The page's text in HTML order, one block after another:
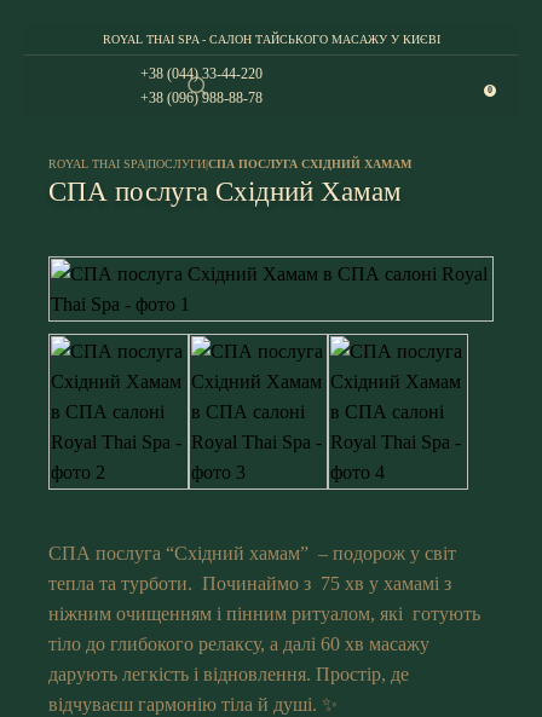
ROYAL THAI SPA - САЛОН ТАЙСЬКОГО МАСАЖУ У КИЄВІ
+38 (044) 33-44-220
+38 (096) 988-88-78
0
ROYAL THAI SPA|ПОСЛУГИ|СПА ПОСЛУГА СХІДНИЙ ХАМАМ
СПА послуга Східний Хамам
СПА послуга “Східний хамам” – подорож у світ
тепла та турботи. Починаймо з 75 хв у хамамі з
ніжним очищенням і пінним ритуалом, які готують
тіло до глибокого релаксу, а далі 60 хв масажу
дарують легкість і відновлення. Простір, де
відчуваєш гармонію тіла й душі. ✨